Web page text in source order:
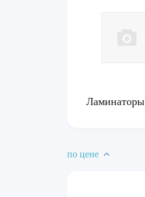
Ламинаторы
по цене